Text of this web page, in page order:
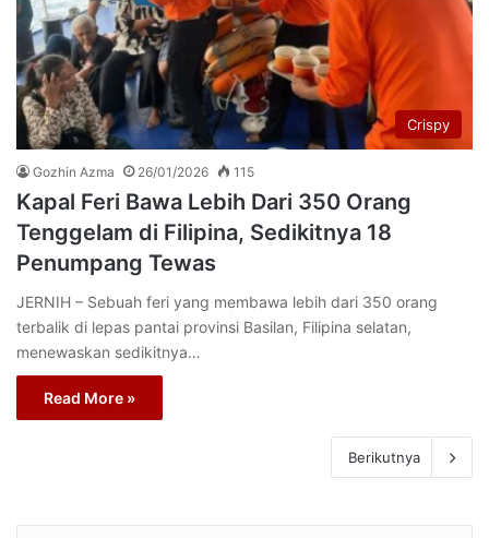
Crispy
Gozhin Azma 26/01/2026 115
Kapal Feri Bawa Lebih Dari 350 Orang
Tenggelam di Filipina, Sedikitnya 18
Penumpang Tewas
JERNIH – Sebuah feri yang membawa lebih dari 350 orang
terbalik di lepas pantai provinsi Basilan, Filipina selatan,
menewaskan sedikitnya…
Read More »
Berikutnya